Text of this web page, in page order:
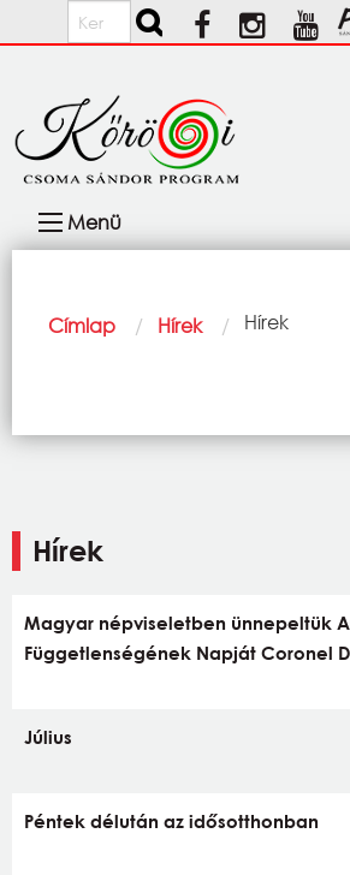
Ugrás a tartalomra
Keresés
navigáció
Menü
Morzsa
Címlap Hírek Current:
Hírek
Hírek
Magyar népviseletben ünnepeltük
Függetlenségének Napját Coronel
Július
Péntek délután az idősotthonban